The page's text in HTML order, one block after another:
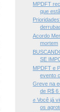
MPDFT
que
Acordo
mortem
SE
MPDFT e
evento
Greve na
de R$ 6
✊ Você já
os